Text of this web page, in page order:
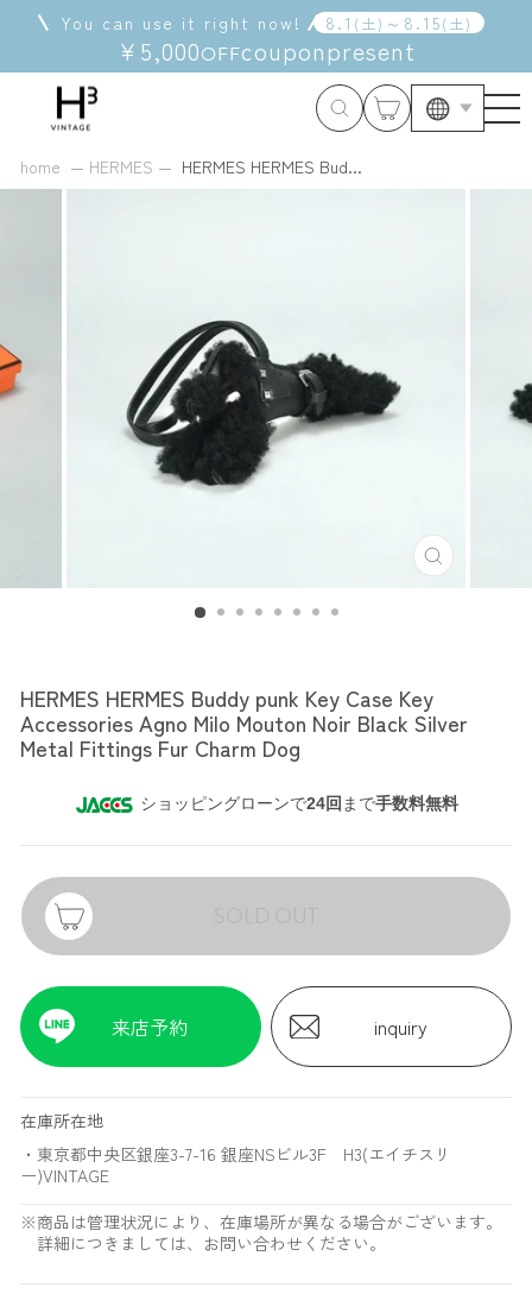
You can use it right now! 8 . 1 ( 土) ～ 8 . 15( 土)
¥5,000OFFcouponpresent
home HERMES HERMES HERMES Bud...
HERMES HERMES Buddy punk Key Case Key
Accessories Agno Milo Mouton Noir Black Silver
Metal Fittings Fur Charm Dog
ショッピングローンで24回 まで手数料無料
来店予約 inquiry
在庫所在地
・東京都中央区銀座3-7-16 銀座NSビル3F H3(エイチスリ
ー)VINTAGE
※商品は管理状況により、在庫場所が異なる場合がございます。
詳細につきましては、お問い合わせください。